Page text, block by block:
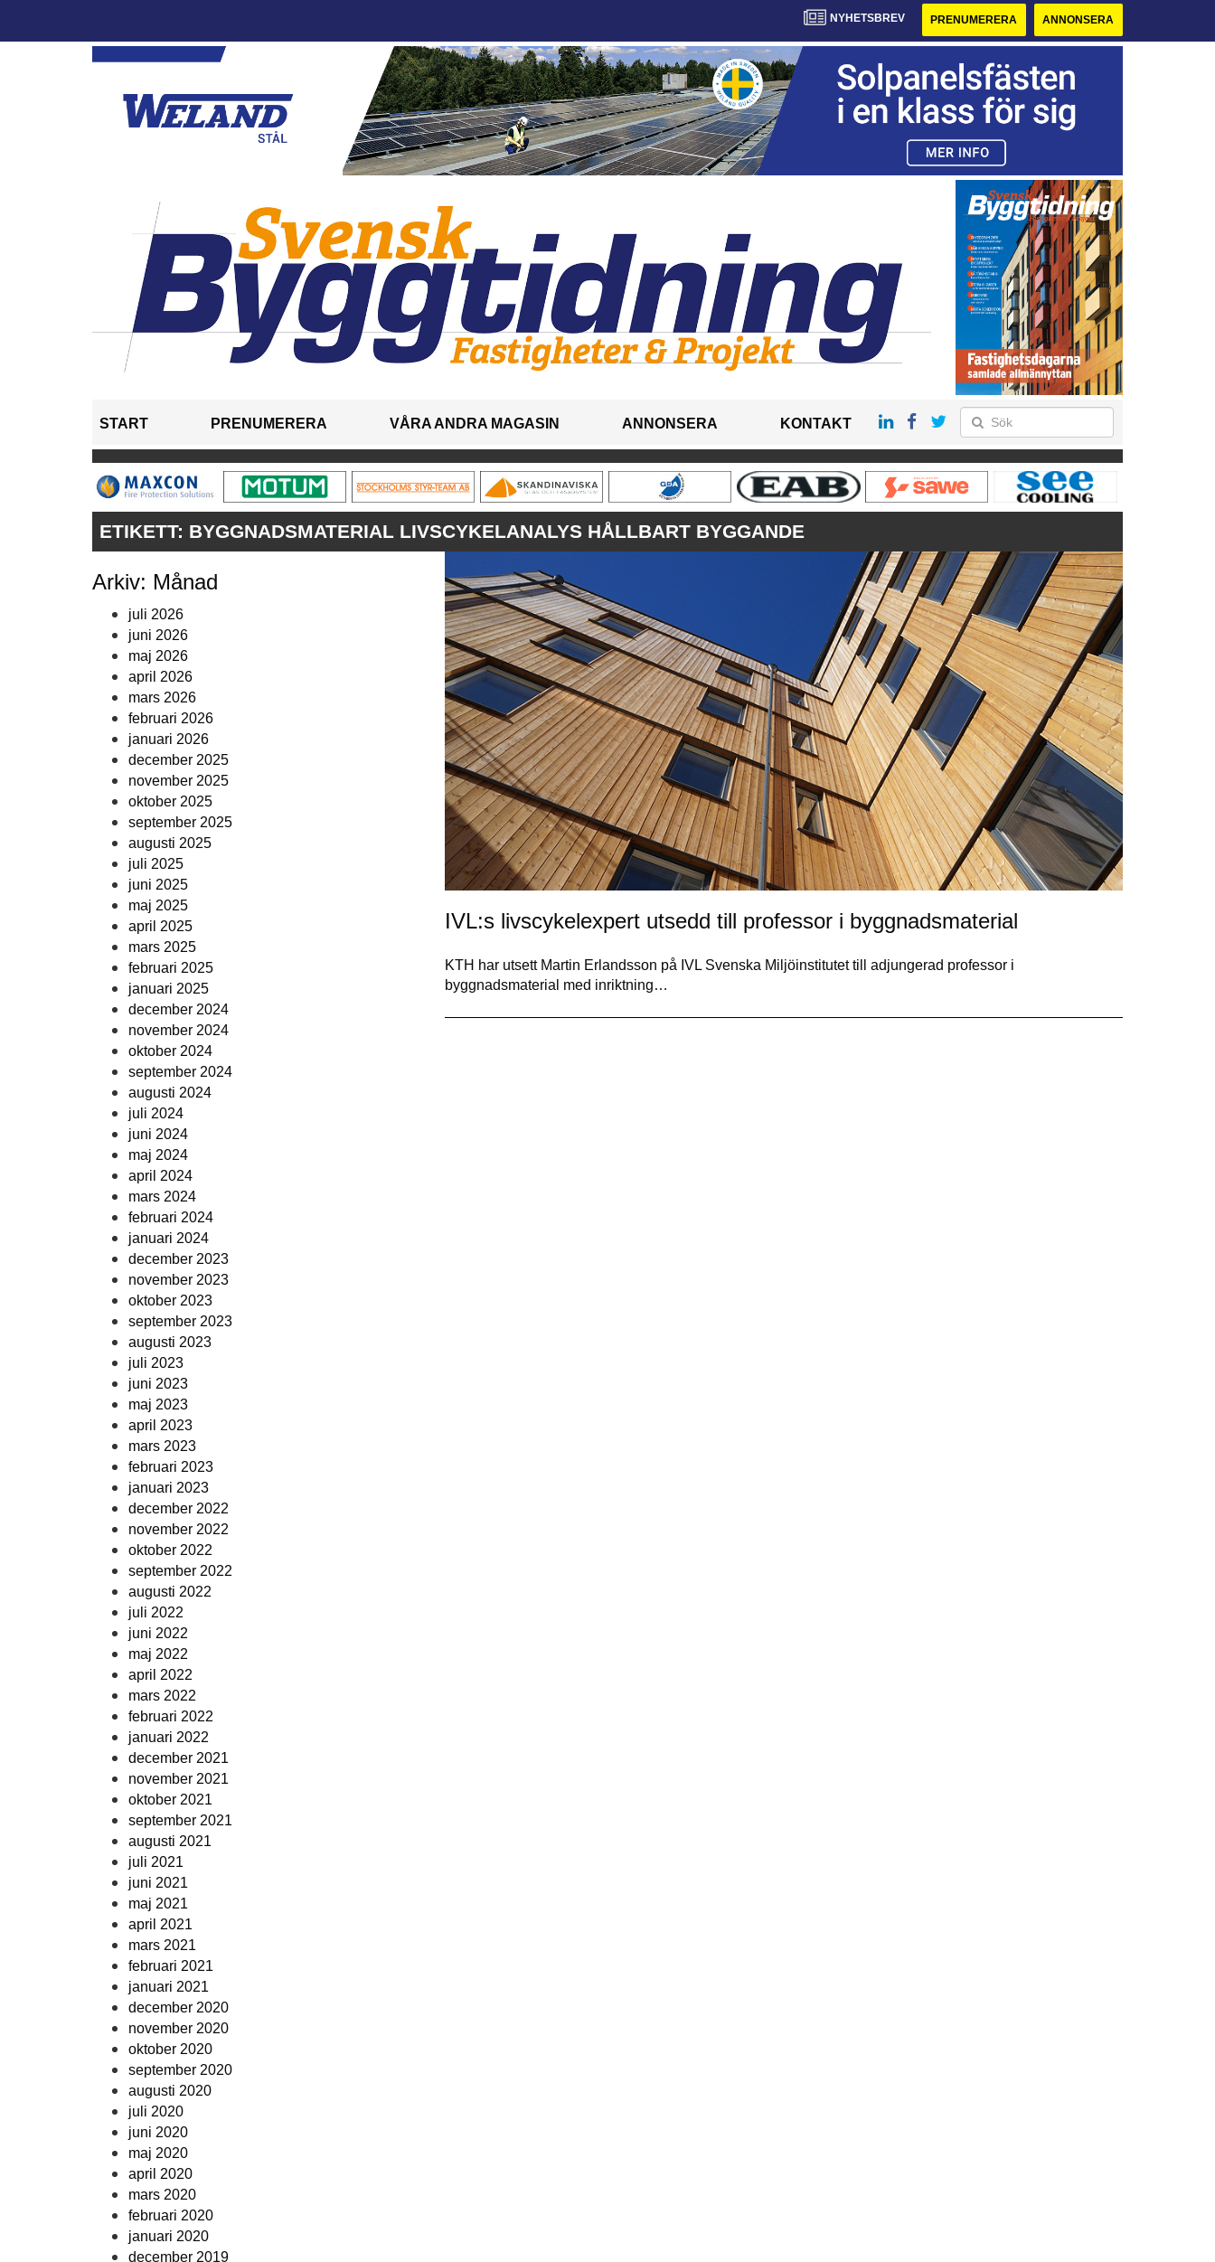
NYHETSBREV PRENUMERERA ANNONSERA
START PRENUMERERA VÅRA ANDRA MAGASIN ANNONSERA KONTAKT
ETIKETT: BYGGNADSMATERIAL LIVSCYKELANALYS HÅLLBART BYGGANDE
Arkiv: Månad
juli 2026
juni 2026
maj 2026
april 2026
mars 2026
februari 2026
januari 2026
december 2025
november 2025
oktober 2025
september 2025
augusti 2025
juli 2025
juni 2025
maj 2025
april 2025
mars 2025
februari 2025
januari 2025
december 2024
november 2024
oktober 2024
september 2024
augusti 2024
juli 2024
juni 2024
maj 2024
april 2024
mars 2024
februari 2024
januari 2024
december 2023
november 2023
oktober 2023
september 2023
augusti 2023
juli 2023
juni 2023
maj 2023
april 2023
mars 2023
februari 2023
januari 2023
december 2022
november 2022
oktober 2022
september 2022
augusti 2022
juli 2022
juni 2022
maj 2022
april 2022
mars 2022
februari 2022
januari 2022
december 2021
november 2021
oktober 2021
september 2021
augusti 2021
juli 2021
juni 2021
maj 2021
april 2021
mars 2021
februari 2021
januari 2021
december 2020
november 2020
oktober 2020
september 2020
augusti 2020
juli 2020
juni 2020
maj 2020
april 2020
mars 2020
februari 2020
januari 2020
december 2019
IVL:s livscykelexpert utsedd till professor i byggnadsmaterial
KTH har utsett Martin Erlandsson på IVL Svenska Miljöinstitutet till adjungerad professor i
byggnadsmaterial med inriktning…